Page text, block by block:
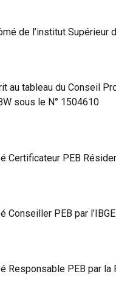
de l’institut Supérieur
au tableau du Conseil
sous le N° 1504610
Certificateur PEB
Conseiller PEB par
Responsable PEB par la